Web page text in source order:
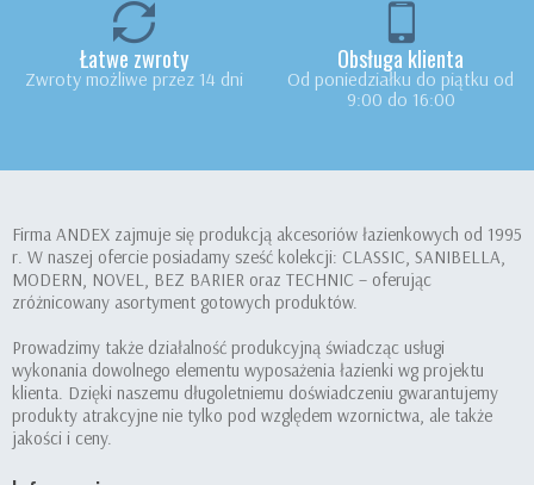
Łatwe zwroty
Zwroty możliwe przez 14 dni
Obsługa klienta
Od poniedziałku do piątku od
9:00 do 16:00
Firma ANDEX zajmuje się produkcją akcesoriów łazienkowych od 1995
r. W naszej ofercie posiadamy sześć kolekcji: CLASSIC, SANIBELLA,
MODERN, NOVEL, BEZ BARIER oraz TECHNIC – oferując
zróżnicowany asortyment gotowych produktów.
Prowadzimy także działalność produkcyjną świadcząc usługi
wykonania dowolnego elementu wyposażenia łazienki wg projektu
klienta. Dzięki naszemu długoletniemu doświadczeniu gwarantujemy
produkty atrakcyjne nie tylko pod względem wzornictwa, ale także
jakości i ceny.